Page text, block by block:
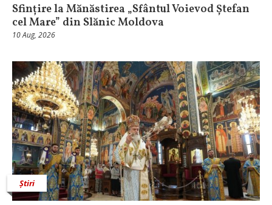
Sfințire la Mănăstirea „Sfântul Voievod Ștefan
cel Mare” din Slănic Moldova
10 Aug, 2026
Știri